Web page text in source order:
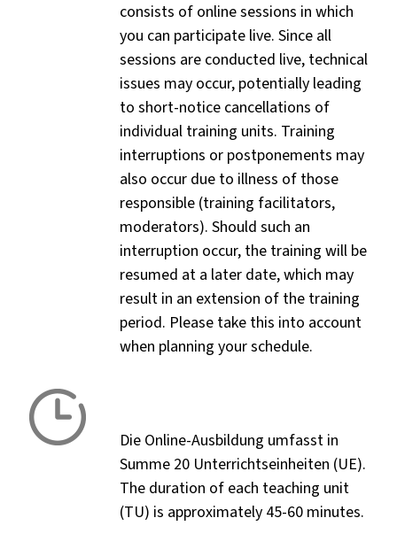
consists of online sessions in which
you can participate live. Since all
sessions are conducted live, technical
issues may occur, potentially leading
to short-notice cancellations of
individual training units. Training
interruptions or postponements may
also occur due to illness of those
responsible (training facilitators,
moderators). Should such an
interruption occur, the training will be
resumed at a later date, which may
result in an extension of the training
period. Please take this into account
when planning your schedule.
Die Online-Ausbildung umfasst in
Summe 20 Unterrichtseinheiten (UE).
The duration of each teaching unit
(TU) is approximately 45-60 minutes.